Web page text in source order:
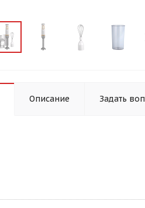
Описание Задать